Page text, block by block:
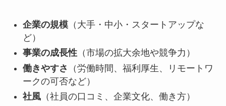
企業の規模（大手・中小・スタートアップな
ど）
事業の成長性（市場の拡大余地や競争力）
働きやすさ
（労働時間、福利厚生、リモートワ
ークの可否など）
社風（社員の口コミ、企業文化、働き方）